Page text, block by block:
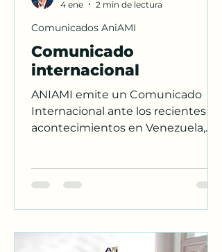
Comunicado
internacional
ANIAMI emite un Comunicado
Internacional ante los recientes
acontecimientos en Venezuela,
Comunicados AniAMI
4 ene 2 min de lectura